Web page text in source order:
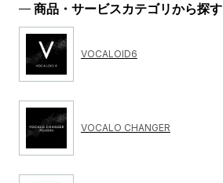
商品・サービスカテゴリから探す
VOCALOID6
VOCALO CHANGER